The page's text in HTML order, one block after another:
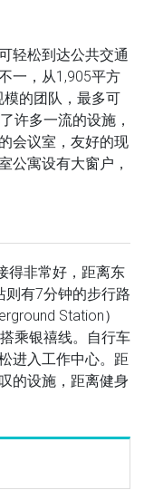
轻松到达公共交通
一，从1,905平方
的团队，最多可
许多一流的设施，
会议室，友好的现
公寓设有大窗户，
得非常好，距离东
则有7分钟的步行路
Station）
乘银禧线。自行车
进入工作中心。距
的设施，距离健身